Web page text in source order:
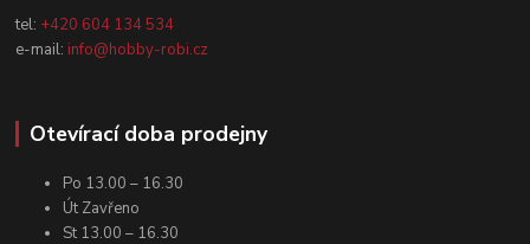
tel: +420 604 134 534
e-mail: info@hobby-robi.cz
Otevírací doba prodejny
Po 13.00 – 16.30
Út Zavřeno
St 13.00 – 16.30